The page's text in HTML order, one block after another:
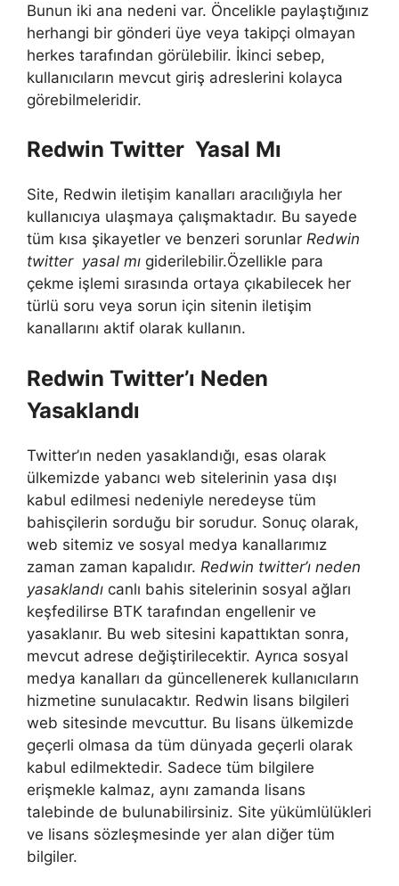
Bunun iki ana nedeni var. Öncelikle paylaştığınız
herhangi bir gönderi üye veya takipçi olmayan
herkes tarafından görülebilir. İkinci sebep,
kullanıcıların mevcut giriş adreslerini kolayca
görebilmeleridir.
Redwin Twitter Yasal Mı
Site, Redwin iletişim kanalları aracılığıyla her
kullanıcıya ulaşmaya çalışmaktadır. Bu sayede
tüm kısa şikayetler ve benzeri sorunlar Redwin
twitter yasal mı giderilebilir.Özellikle para
çekme işlemi sırasında ortaya çıkabilecek her
türlü soru veya sorun için sitenin iletişim
kanallarını aktif olarak kullanın.
Redwin Twitter’ı Neden
Yasaklandı
Twitter’ın neden yasaklandığı, esas olarak
ülkemizde yabancı web sitelerinin yasa dışı
kabul edilmesi nedeniyle neredeyse tüm
bahisçilerin sorduğu bir sorudur. Sonuç olarak,
web sitemiz ve sosyal medya kanallarımız
zaman zaman kapalıdır. Redwin twitter’ı neden
yasaklandı canlı bahis sitelerinin sosyal ağları
keşfedilirse BTK tarafından engellenir ve
yasaklanır. Bu web sitesini kapattıktan sonra,
mevcut adrese değiştirilecektir. Ayrıca sosyal
medya kanalları da güncellenerek kullanıcıların
hizmetine sunulacaktır. Redwin lisans bilgileri
web sitesinde mevcuttur. Bu lisans ülkemizde
geçerli olmasa da tüm dünyada geçerli olarak
kabul edilmektedir. Sadece tüm bilgilere
erişmekle kalmaz, aynı zamanda lisans
talebinde de bulunabilirsiniz. Site yükümlülükleri
ve lisans sözleşmesinde yer alan diğer tüm
bilgiler.